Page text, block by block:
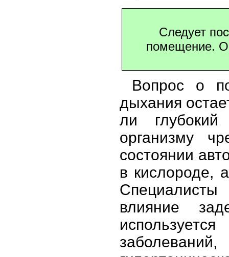
Следует
помещение.
Вопрос о
дыхания
ли
организму
состоянии
в кислороде,
влияние